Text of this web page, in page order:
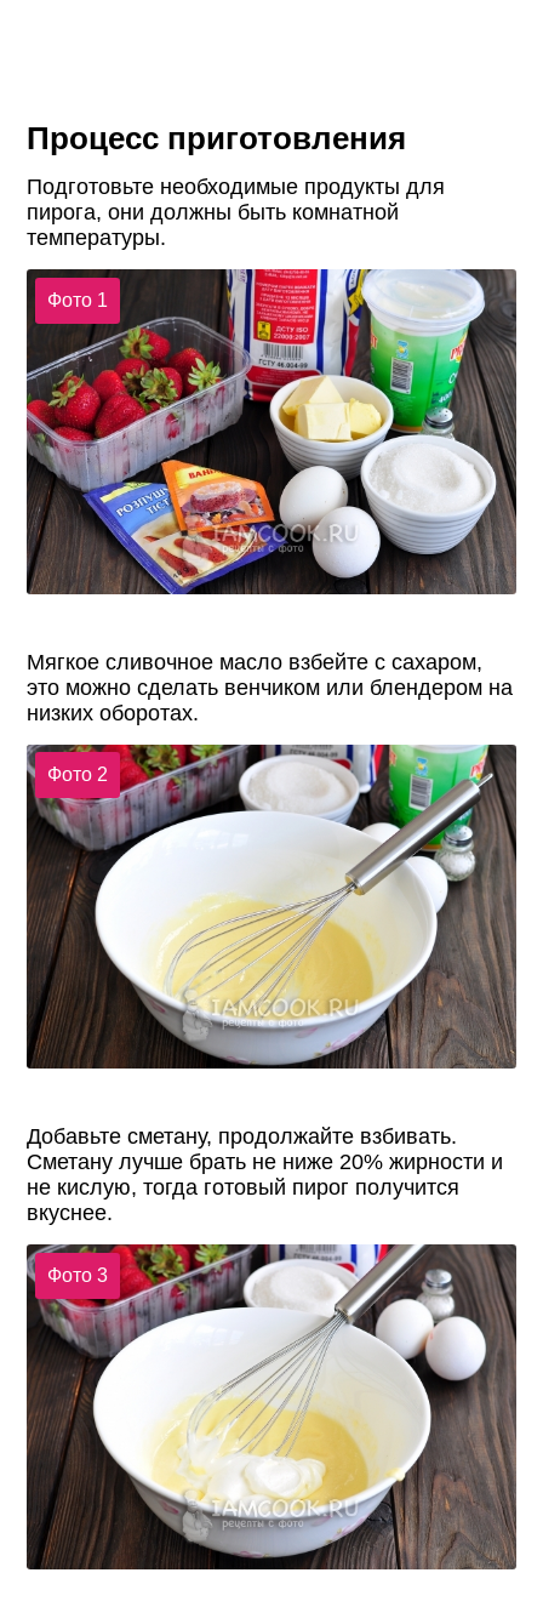
Процесс приготовления
Подготовьте необходимые продукты для
пирога, они должны быть комнатной
температуры.
Фото 1
Мягкое сливочное масло взбейте с сахаром,
это можно сделать венчиком или блендером на
низких оборотах.
Фото 2
Добавьте сметану, продолжайте взбивать.
Сметану лучше брать не ниже 20% жирности и
не кислую, тогда готовый пирог получится
вкуснее.
Фото 3